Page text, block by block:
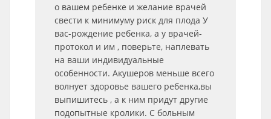
о вашем ребенке и желание врачей
свести к минимуму риск для плода У
вас-рождение ребенка, а у врачей-
протокол и им , поверьте, наплевать
на ваши индивидуальные
особенности. Акушеров меньше всего
волнует здоровье вашего ребенка,вы
выпишитесь , а к ним придут другие
подопытные кролики. C больным